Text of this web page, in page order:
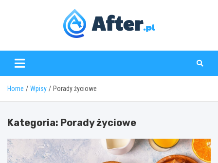
www.after.pl
Home Wpisy Porady życiowe
Kategoria: Porady życiowe